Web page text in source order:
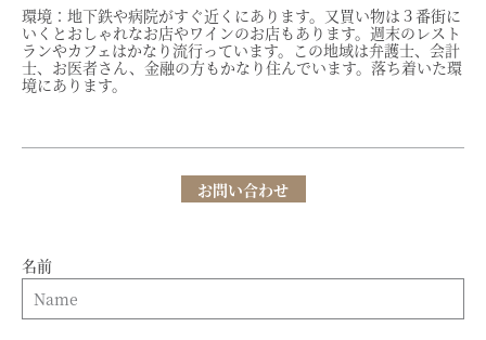
環境：地下鉄や病院がすぐ近くにあります。又買い物は３番街に
いくとおしゃれなお店やワインのお店もあります。週末のレスト
ランやカフェはかなり流行っています。この地域は弁護士、会計
士、お医者さん、金融の方もかなり住んでいます。落ち着いた環
境にあります。
お問い合わせ
名前